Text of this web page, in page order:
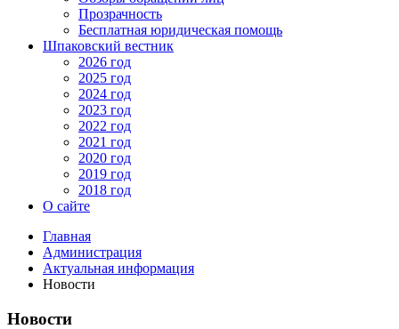
Прозрачность
Бесплатная юридическая помощь
Шпаковский вестник
2026 год
2025 год
2024 год
2023 год
2022 год
2021 год
2020 год
2019 год
2018 год
О сайте
Главная
Администрация
Актуальная информация
Новости
Новости